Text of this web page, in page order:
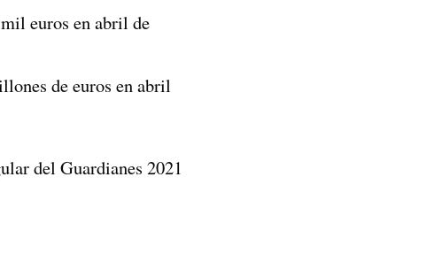
euros en abril de
de euros en abril
del Guardianes 2021